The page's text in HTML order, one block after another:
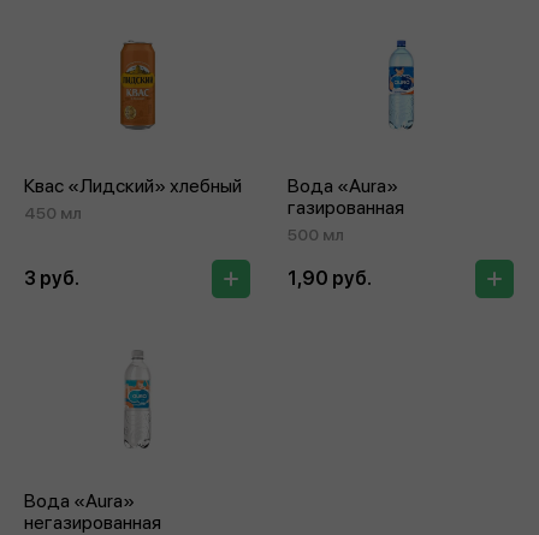
Квас «Лидский» хлебный
450 мл
3 руб.
Вода «Aura»
газированная
500 мл
1,90 руб.
Вода «Aura»
негазированная